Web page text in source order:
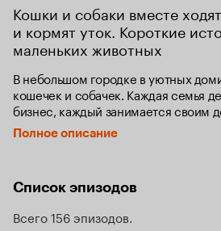
Кошки и собаки вместе
и кормят уток. Короткие
маленьких животных
В небольшом городке в уютных
кошечек и собачек. Каждая семья
бизнес, каждый занимается своим
маленьких непосед нарушает
Это первоклашки — две кошечки и
Полное описание
Список эпизодов
Всего 156 эпизодов